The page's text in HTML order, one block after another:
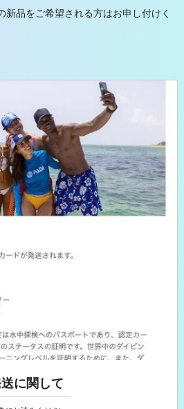
新品をご希望される方はお申し付けく
に関して